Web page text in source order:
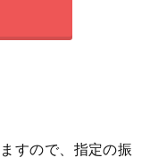
すので、指定の振